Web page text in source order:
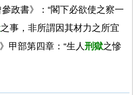
政書》：“閣下必欲使之察一
之事，非所謂因其材力之所宜
甲部第四章：“生人刑獄之慘